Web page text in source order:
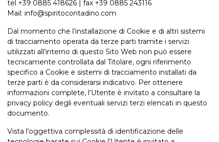
tel +39 0885 418626 | fax +39 0885 243116
Mail: info@spiritocontadino.com
Dal momento che l’installazione di Cookie e di altri sistemi
di tracciamento operata da terze parti tramite i servizi
utilizzati all’interno di questo Sito Web non può essere
tecnicamente controllata dal Titolare, ogni riferimento
specifico a Cookie e sistemi di tracciamento installati da
terze parti è da considerarsi indicativo. Per ottenere
informazioni complete, l’Utente è invitato a consultare la
privacy policy degli eventuali servizi terzi elencati in questo
documento.
Vista l’oggettiva complessità di identificazione delle